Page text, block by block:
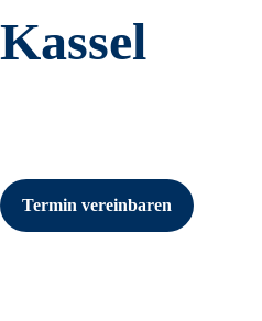
Kassel
Termin vereinbaren